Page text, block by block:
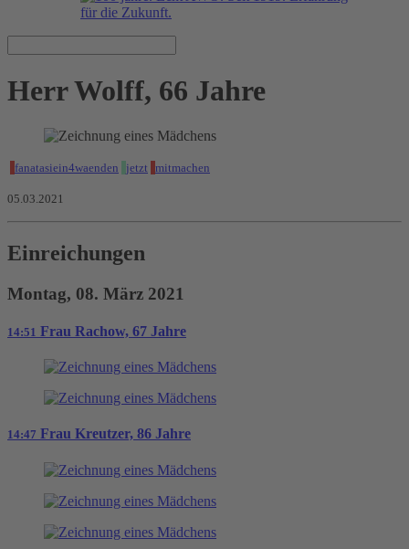
Herr Wolff, 66 Jahre
fanatasiein4waenden jetzt mitmachen
05.03.2021
Einreichungen
Montag, 08. März 2021
14:51 Frau Rachow, 67 Jahre
14:47 Frau Kreutzer, 86 Jahre